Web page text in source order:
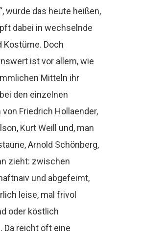
würde das heute heißen,
dabei in wechselnde
Kostüme. Doch
ist vor allem, wie
Mitteln ihr
den einzelnen
Friedrich Hollaender,
Kurt Weill und, man
Arnold Schönberg,
zieht: zwischen
und abgefeimt,
leise, mal frivol
oder köstlich
Da reicht oft eine